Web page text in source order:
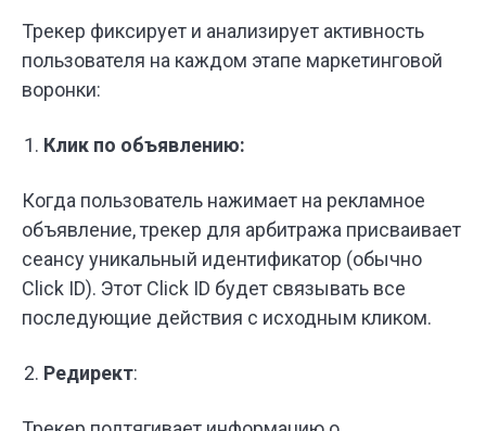
Трекер фиксирует и анализирует активность
пользователя на каждом этапе маркетинговой
воронки:
Клик по объявлению:
Когда пользователь нажимает на рекламное
объявление, трекер для арбитража присваивает
сеансу уникальный идентификатор (обычно
Click ID). Этот Click ID будет связывать все
последующие действия с исходным кликом.
Редирект: